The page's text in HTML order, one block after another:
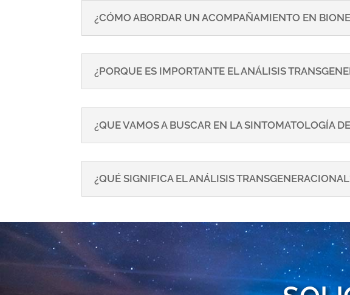
¿CÓMO ABORDAR UN ACOMPAÑAMIENTO EN
¿PORQUE ES IMPORTANTE EL ANÁLISIS
¿QUE VAMOS A BUSCAR EN LA SINTOMATOLOGÍA
¿QUÉ SIGNIFICA EL ANÁLISIS